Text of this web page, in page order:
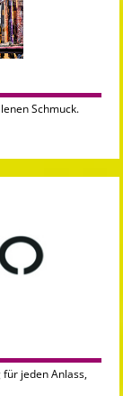
Schmuck.
jeden Anlass,